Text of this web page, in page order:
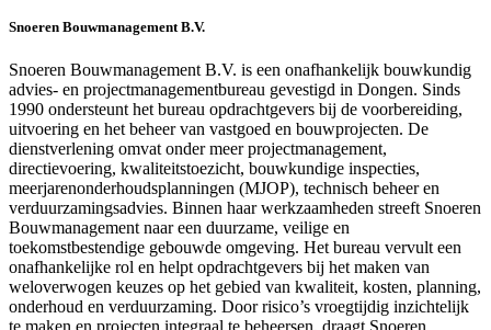
Snoeren Bouwmanagement B.V.
Snoeren Bouwmanagement B.V. is een onafhankelijk bouwkundig
advies- en projectmanagementbureau gevestigd in Dongen. Sinds
1990 ondersteunt het bureau opdrachtgevers bij de voorbereiding,
uitvoering en het beheer van vastgoed en bouwprojecten. De
dienstverlening omvat onder meer projectmanagement,
directievoering, kwaliteitstoezicht, bouwkundige inspecties,
meerjarenonderhoudsplanningen (MJOP), technisch beheer en
verduurzamingsadvies. Binnen haar werkzaamheden streeft Snoeren
Bouwmanagement naar een duurzame, veilige en
toekomstbestendige gebouwde omgeving. Het bureau vervult een
onafhankelijke rol en helpt opdrachtgevers bij het maken van
weloverwogen keuzes op het gebied van kwaliteit, kosten, planning,
onderhoud en verduurzaming. Door risico’s vroegtijdig inzichtelijk
te maken en projecten integraal te beheersen, draagt Snoeren